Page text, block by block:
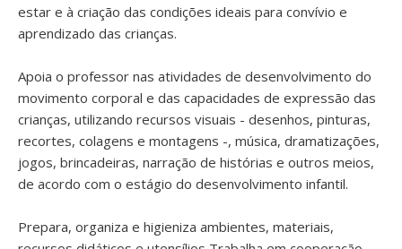
estar e à criação das condições ideais para convívio e
aprendizado das crianças.
Apoia o professor nas atividades de desenvolvimento do
movimento corporal e das capacidades de expressão das
crianças, utilizando recursos visuais - desenhos, pinturas,
recortes, colagens e montagens -, música, dramatizações,
jogos, brincadeiras, narração de histórias e outros meios,
de acordo com o estágio do desenvolvimento infantil.
Prepara, organiza e higieniza ambientes, materiais,